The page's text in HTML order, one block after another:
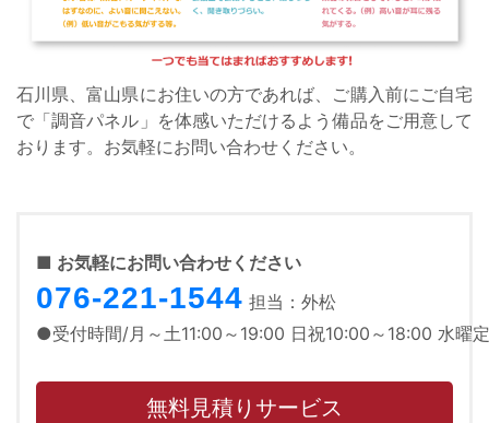
石川県、富山県にお住いの方であれば、ご購入前にご自宅
で「調音パネル」を体感いただけるよう備品をご用意して
おります。お気軽にお問い合わせください。
■ お気軽にお問い合わせください
076-221-1544 担当：外松
●受付時間/月～土11:00～19:00 日祝10:00～18:00 水曜
無料見積りサービス